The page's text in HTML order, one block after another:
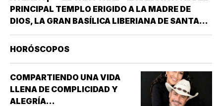
PRINCIPAL TEMPLO ERIGIDO A LA MADRE DE
DIOS, LA GRAN BASÍLICA LIBERIANA DE SANTA
MARÍA LA MAYOR EN ROMA. NUESTRA SEÑORA
DE LAS NIEVES *SANTOS EMIGDIO OBISPO Y
HORÓSCOPOS
COMPARTIENDO UNA VIDA
LLENA DE COMPLICIDAD Y
ALEGRÍA...